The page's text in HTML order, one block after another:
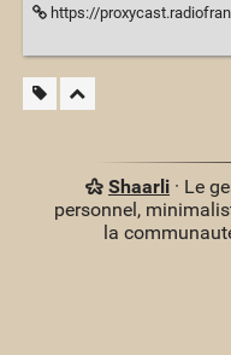
https://proxycast.radiofrance.fr/d72c3034-02bd-4c3e-9fbe-d0181492c619/
Shaarli· Le
personnel,
la